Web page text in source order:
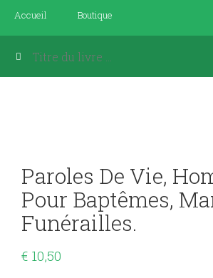
Accueil Boutique
Paroles De Vie,
Pour Baptêmes,
Funérailles.
€ 10,50